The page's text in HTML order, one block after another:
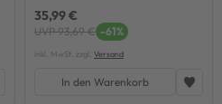
35,99 €
UVP 93,69 € -61%
inkl. MwSt. zzgl. Versand
In den Warenkorb